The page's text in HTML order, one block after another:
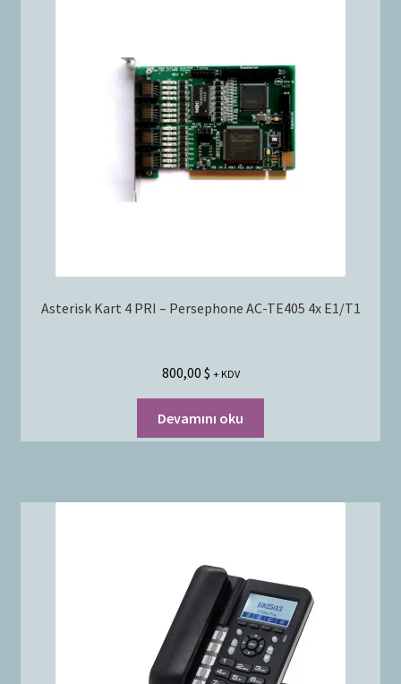
Asterisk Kart 4 PRI – Persephone AC-TE405 4x E1/T1
800,00 $ + KDV
Devamını oku